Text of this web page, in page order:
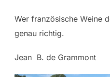
Wer französische Weine
genau richtig.
Jean B. de Grammont